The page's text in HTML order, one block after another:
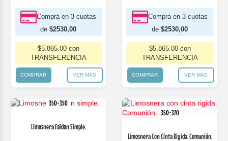
Comprá en 3 cuotas
de $2530,00
$5.865.00 con
TRANSFERENCIA
COMPRAR VER MÁS
Comprá en 3 cuotas
de $2530,00
$5.865.00 con
TRANSFERENCIA
COMPRAR VER MÁS
350-350
Limosnera Faldon Simple.
350-370
Limosnera Con Cinta Rigida. Comunión.